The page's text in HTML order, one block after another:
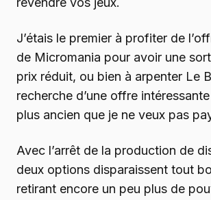
J’étais le premier à profiter de
de Micromania pour avoir une
prix réduit, ou bien à arpenter Le
recherche d’une offre
plus ancien que je ne veux pas
Avec l’arrêt de la production de
deux options disparaissent tout
retirant encore un peu plus de